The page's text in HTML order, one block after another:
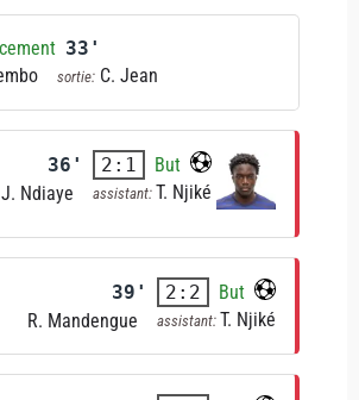
33'
sortie: C. Jean
36' 2:1
But
J. Ndiaye
assistant: T. Njiké
39' 2:2
But
R. Mandengue
assistant: T. Njiké